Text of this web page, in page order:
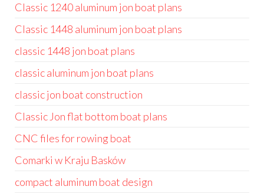
Classic 1240 aluminum jon boat plans
Classic 1448 aluminum jon boat plans
classic 1448 jon boat plans
classic aluminum jon boat plans
classic jon boat construction
Classic Jon flat bottom boat plans
CNC files for rowing boat
Comarki w Kraju Basków
compact aluminum boat design